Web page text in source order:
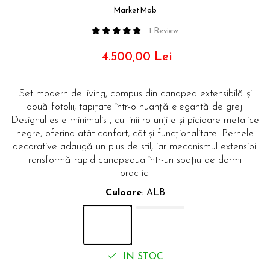
MarketMob
1 Review
4.500,00 Lei
Set modern de living, compus din canapea extensibilă și
două fotolii, tapițate într-o nuanță elegantă de grej.
Designul este minimalist, cu linii rotunjite și picioare metalice
negre, oferind atât confort, cât și funcționalitate. Pernele
decorative adaugă un plus de stil, iar mecanismul extensibil
transformă rapid canapeaua într-un spațiu de dormit
practic.
Culoare: ALB
IN STOC